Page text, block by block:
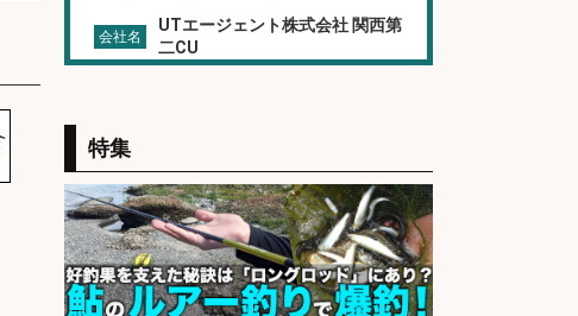
会社名
UTエージェント株式会社 関西第
二CU
精肉・青果・鮮魚販売/「志布志
市」お魚のカットや商品の陳列スタ
ッフ/志布志市/「時給1,150円〜」/
未経験歓迎×残業少なめ×車通勤OK/
鹿児島県
会社名 株式会社ホットスタッフ鹿児島
特集